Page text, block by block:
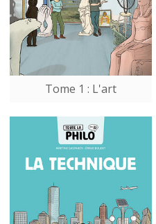
Tome 1 : L'art